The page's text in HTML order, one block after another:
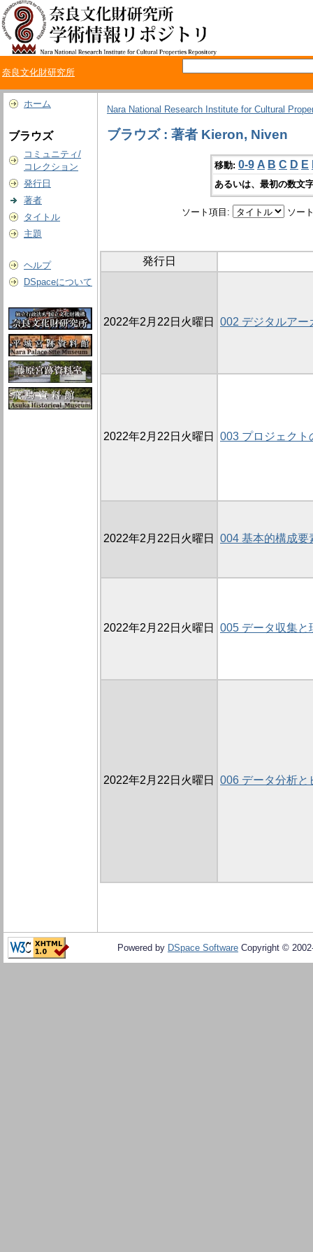
奈良文化財研究所
ホーム
ブラウズ
コミュニティ/
コレクション
発行日
著者
タイトル
主題
ヘルプ
DSpaceについて
Nara National Research Institute for Cultural
ブラウズ : 著者 Kieron, Niven
移動: 0-9 A B C D E
あるいは、最初の数文
ソート項目: ソー
発行日
2022年2月22日火曜日 002 デジタルアー
2022年2月22日火曜日 003 プロジェクト
2022年2月22日火曜日 004 基本的構成要
2022年2月22日火曜日 005 データ収集と
2022年2月22日火曜日 006 データ分析と
Powered by DSpace Software Copyright ©